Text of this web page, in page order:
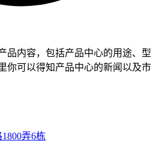
品内容，包括产品中心的用途、型
你可以得知产品中心的新闻以及市
弄6栋